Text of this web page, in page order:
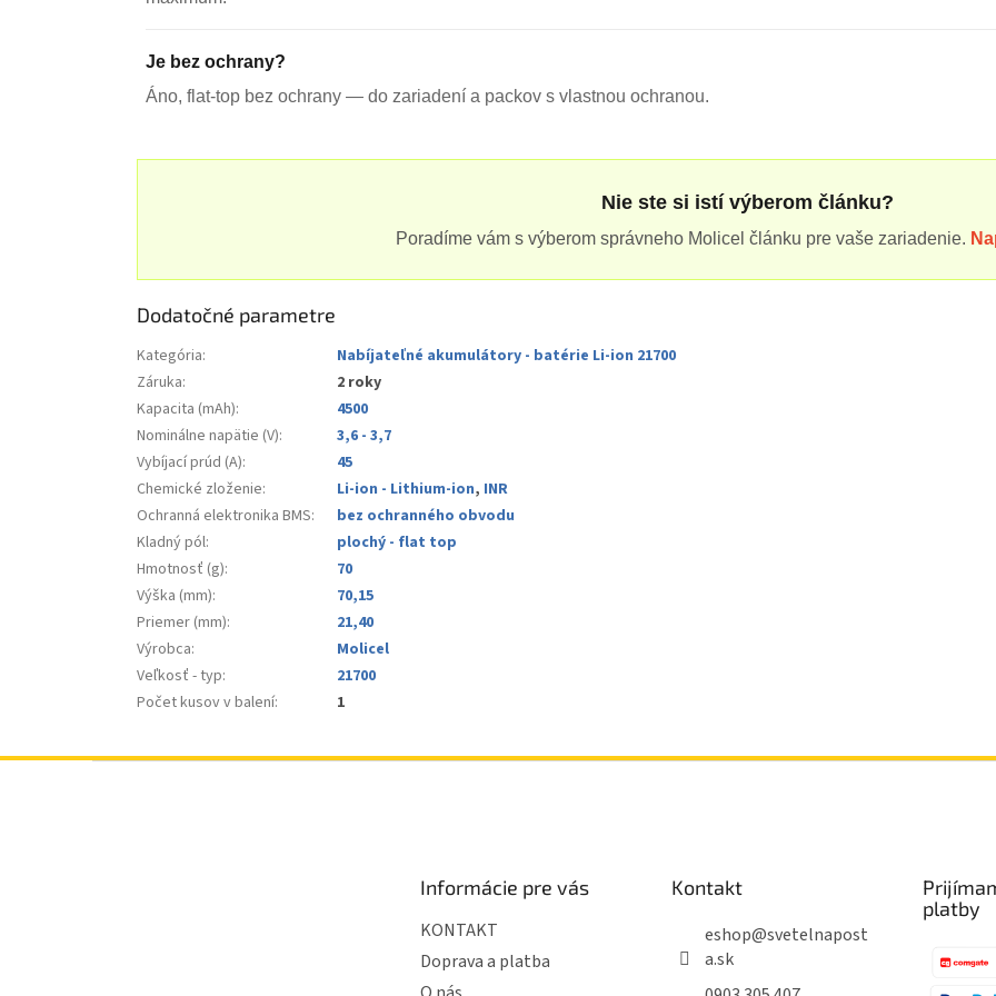
Je bez ochrany?
Áno, flat-top bez ochrany — do zariadení a packov s vlastnou ochranou.
Nie ste si istí výberom článku?
Poradíme vám s výberom správneho Molicel článku pre vaše zariadenie.
Dodatočné parametre
Kategória:
Nabíjateľné akumulátory - batérie Li-ion 21700
Záruka:
2 roky
Kapacita (mAh):
4500
Nominálne napätie (V):
3,6 - 3,7
Vybíjací prúd (A):
45
Chemické zloženie: Li-ion - Lithium-ion, INR
Ochranná elektronika BMS:
bez ochranného obvodu
Kladný pól:
plochý - flat top
Hmotnosť (g):
70
Výška (mm):
70,15
Priemer (mm):
21,40
Výrobca:
Molicel
Veľkosť - typ:
21700
Počet kusov v balení: 1
Informácie pre vás
KONTAKT
Doprava a platba
Kontakt
eshop@svetelnapost
a.sk
platby